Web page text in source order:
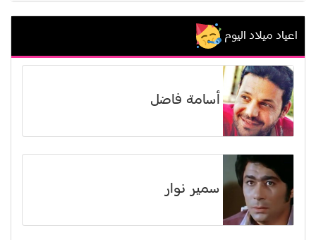
اعياد ميلاد اليوم
أسامة فاضل
سمير نوار